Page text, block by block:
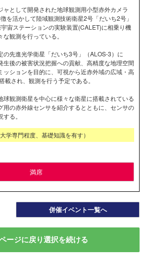
ャとして開発された地球観測用小型赤外カメラ
を活かして陸域観測技術衛星2号「だいち2号」
宇宙ステーションの実験装置(CALET)に相乗り機
観測を行っている。
の先進光学衛星「だいち3号」（ALOS-3）に
生後の被害状況把握への貢献、高精度な地理空間
ッションを目的に、可視から近赤外域の広域・高
載され、観測を行う予定である。
球観測衛星を中心に様々な衛星に搭載されている
用の赤外線センサを紹介するとともに、センサの
る。
学専門程度、基礎知識を有す）
満席
併催イベント一覧へ
ージに戻り選択を続ける